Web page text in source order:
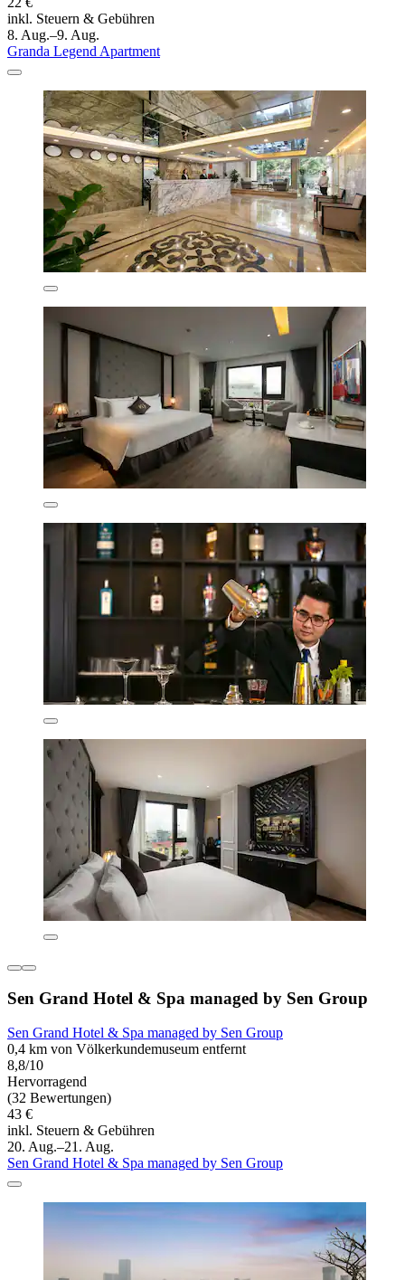
inkl. Steuern & Gebühren
8. Aug.–9. Aug.
Granda Legend Apartment
Sen Grand Hotel & Spa managed by Sen Group
Sen Grand Hotel & Spa managed by Sen Group
0,4 km von Völkerkundemuseum entfernt
8,8/10
Hervorragend
(32 Bewertungen)
43 €
inkl. Steuern & Gebühren
20. Aug.–21. Aug.
Sen Grand Hotel & Spa managed by Sen Group